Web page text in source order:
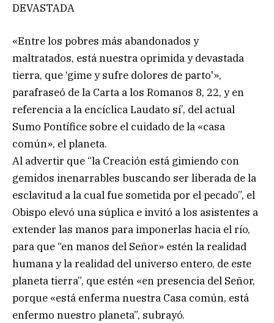
DEVASTADA
«Entre los pobres más abandonados y
maltratados, está nuestra oprimida y devastada
tierra, que ‘gime y sufre dolores de parto'»,
parafraseó de la Carta a los Romanos 8, 22, y en
referencia a la encíclica Laudato sí’, del actual
Sumo Pontífice sobre el cuidado de la «casa
común», el planeta.
Al advertir que “la Creación está gimiendo con
gemidos inenarrables buscando ser liberada de la
esclavitud a la cual fue sometida por el pecado”, el
Obispo elevó una súplica e invitó a los asistentes a
extender las manos para imponerlas hacia el río,
para que “en manos del Señor» estén la realidad
humana y la realidad del universo entero, de este
planeta tierra”, que estén «en presencia del Señor,
porque «está enferma nuestra Casa común, está
enfermo nuestro planeta”, subrayó.